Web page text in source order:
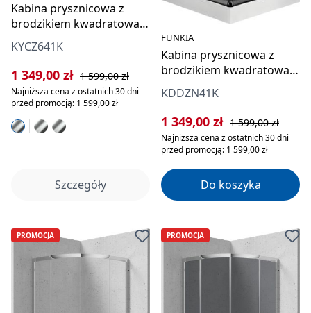
Kabina prysznicowa z
brodzikiem kwadratowa
90x90 cm
KYCZ641K
Cena sprzedaży:
1 349,00 zł Cena regularna:
1 599,00 zł
Najniższa cena z ostatnich 30 dni
przed promocją: 1 599,00 zł
Szczegóły
FUNKIA
Kabina prysznicowa z
brodzikiem kwadratowa
90x90 cm
KDDZN41K
Cena sprzedaży:
1 349,00 zł Cena regularna:
1 599,00 zł
Najniższa cena z ostatnich 30 dni
przed promocją: 1 599,00 zł
Do koszyka
PROMOCJA PROMOCJA